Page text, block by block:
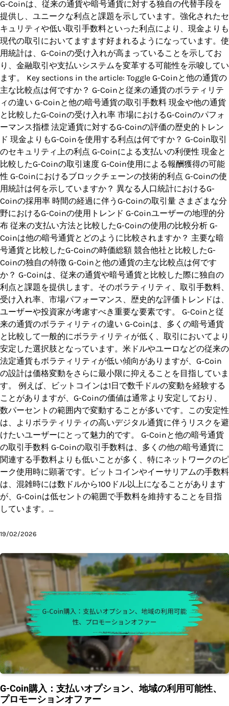
G-Coinは、従来の通貨や暗号通貨に対する独自の代替手段を
提供し、ユニークな利点と課題を示しています。強化されたセ
キュリティや低い取引手数料といった利点により、現金よりも
現代の取引においてますます好まれるようになっています。使
用統計は、G-Coinの受け入れが高まっていることを示してお
り、金融取引や支払いシステムを変革する可能性を示唆してい
ます。 Key sections in the article: Toggle G-Coinと他の通貨の
主な比較点は何ですか？ G-Coinと従来の通貨のボラティリテ
ィの違い G-Coinと他の暗号通貨の取引手数料 現金や他の通貨
と比較したG-Coinの受け入れ率 市場におけるG-Coinのパフォ
ーマンス指標 法定通貨に対するG-Coinの評価の歴史的トレン
ド 現金よりもG-Coinを使用する利点は何ですか？ G-Coin取引
のセキュリティ上の利点 G-Coinによる支払いの利便性 現金と
比較したG-Coinの取引速度 G-Coin使用による報酬獲得の可能
性 G-Coinにおけるブロックチェーンの技術的利点 G-Coinの使
用統計は何を示していますか？ 異なる人口統計におけるG-
Coinの採用率 時間の経過に伴うG-Coinの取引量 さまざまな分
野におけるG-Coinの使用トレンド G-Coinユーザーの地理的分
布 従来の支払い方法と比較したG-Coinの使用の比較分析 G-
Coinは他の暗号通貨とどのように比較されますか？ 主要な暗
号通貨と比較したG-Coinの時価総額 競合他社と比較したG-
Coinの独自の特徴 G-Coinと他の通貨の主な比較点は何です
か？ G-Coinは、従来の通貨や暗号通貨と比較した際に独自の
利点と課題を提供します。そのボラティリティ、取引手数料、
受け入れ率、市場パフォーマンス、歴史的な評価トレンドは、
ユーザーや投資家が考慮すべき重要な要素です。 G-Coinと従
来の通貨のボラティリティの違い G-Coinは、多くの暗号通貨
と比較して一般的にボラティリティが低く、取引においてより
安定した選択肢となっています。米ドルやユーロなどの従来の
法定通貨もボラティリティが低い傾向がありますが、G-Coin
の設計は価格変動をさらに最小限に抑えることを目指していま
す。 例えば、ビットコインは1日で数千ドルの変動を経験する
ことがありますが、G-Coinの価値は通常より安定しており、
数パーセントの範囲内で変動することが多いです。この安定性
は、よりボラティリティの高いデジタル通貨に伴うリスクを避
けたいユーザーにとって魅力的です。 G-Coinと他の暗号通貨
の取引手数料 G-Coinの取引手数料は、多くの他の暗号通貨に
関連する手数料よりも低いことが多く、特にネットワークのピ
ーク使用時に顕著です。ビットコインやイーサリアムの手数料
は、混雑時には数ドルから100ドル以上になることがあります
が、G-Coinは低セントの範囲で手数料を維持することを目指
しています。…
19/02/2026
G-Coin購入：支払いオプション、地域の利用可能性、
プロモーションオファー